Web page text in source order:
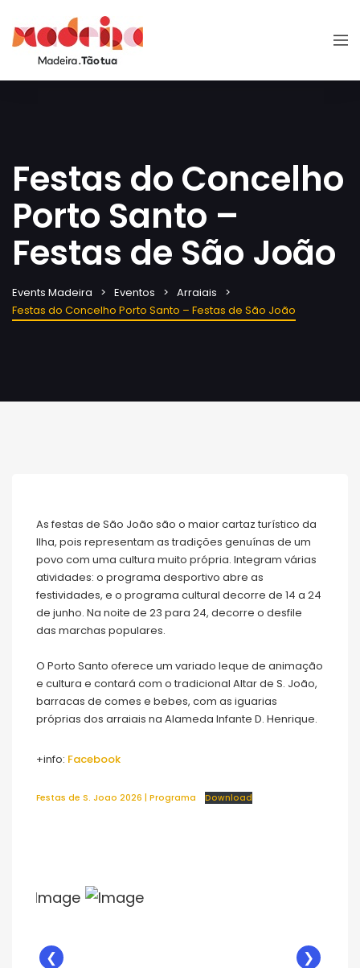
Festas do Concelho
Porto Santo –
Festas de São João
Events Madeira Eventos
Arraiais
Festas do Concelho Porto Santo – Festas de São João
As festas de São João são o maior cartaz turístico da
Ilha, pois representam as tradições genuínas de um
povo com uma cultura muito própria. Integram várias
atividades: o programa desportivo abre as
festividades, e o programa cultural decorre de 14 a 24
de junho. Na noite de 23 para 24, decorre o desfile
das marchas populares.
O Porto Santo oferece um variado leque de animação
e cultura e contará com o tradicional Altar de S. João,
barracas de comes e bebes, com as iguarias
próprias dos arraiais na Alameda Infante D. Henrique.
+info: Facebook
Festas de S. Joao 2026 | Programa Download
❮ ❯